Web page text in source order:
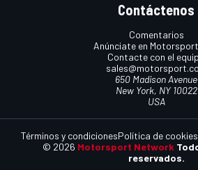
Contáctenos
Comentarios
Anúnciate en
Contacte con el
650 Madison Avenue
New York, NY 10022
USA
© 2026 Motorsport Network
reservados.
Términos y condicionesPolítica de cookies